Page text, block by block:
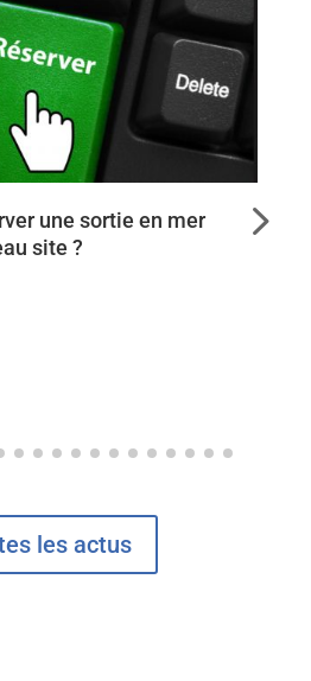
– La pointe du
les actus